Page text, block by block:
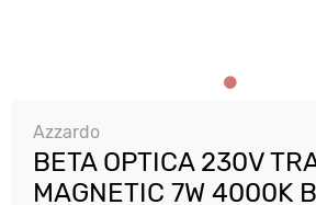
Azzardo
BETA OPTICA 230V
MAGNETIC 7W 4000K